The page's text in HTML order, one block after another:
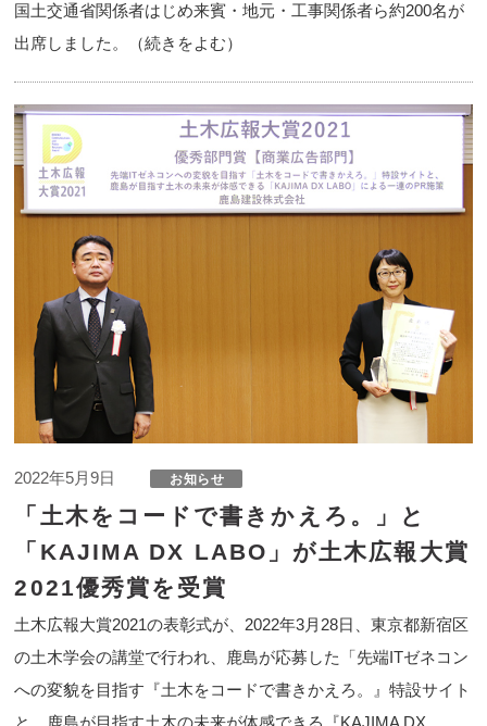
国土交通省関係者はじめ来賓・地元・工事関係者ら約200名が
出席しました。（続きをよむ）
2022年5月9日
「土木をコードで書きかえろ。」と
「KAJIMA DX LABO」が土木広報大賞
2021優秀賞を受賞
土木広報大賞2021の表彰式が、2022年3月28日、東京都新宿区
の土木学会の講堂で行われ、鹿島が応募した「先端ITゼネコン
への変貌を目指す『土木をコードで書きかえろ。』特設サイト
と、鹿島が目指す土木の未来が体感できる『KAJIMA DX